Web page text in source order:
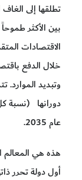
تطلقها إلى
بين الأكثر
الاقتصادات
خلال الدفع
وتبديد
دورانها (نسبة
عام 2035.
هذه هي المعالم
أول دولة تحرر